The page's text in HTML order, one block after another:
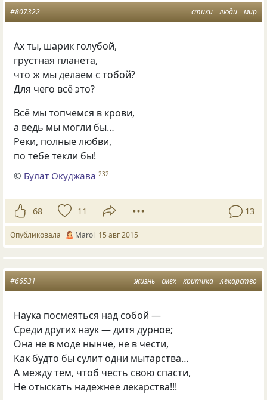
стихи люди мир
#807322
Ax ты, шарик голубой,
грустная планета,
что ж мы делаем с тобой?
Для чего всё это?
Всё мы топчемся в крови,
а ведь мы могли бы…
Реки, полные любви,
по тебе текли бы!
© Булат Окуджава 232
68 11 13
Опубликовала Маrol 15 авг 2015
жизнь смех критика лекарство
#66531
Наука посмеяться над собой —
Среди других наук — дитя дурное;
Она не в моде нынче, не в чести,
Как будто бы сулит одни мытарства…
А между тем, чтоб честь свою спасти,
Не отыскать надежнее лекарства!!!